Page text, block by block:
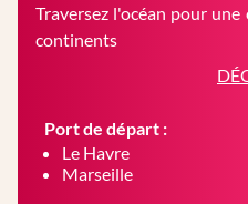
Traversez l'océan pour
continents
Port de départ :
Le Havre
Marseille